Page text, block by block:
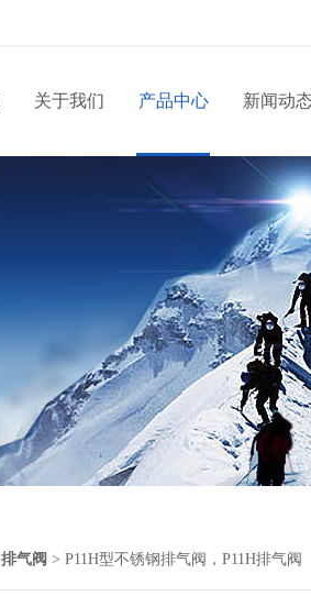
关于我们 产品中心 新闻动
排气阀 > P11H型不锈钢排气阀，P11H排气阀